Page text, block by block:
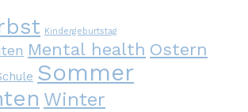
Kindergeburtstag
Mental health Ostern
Sommer
Winter